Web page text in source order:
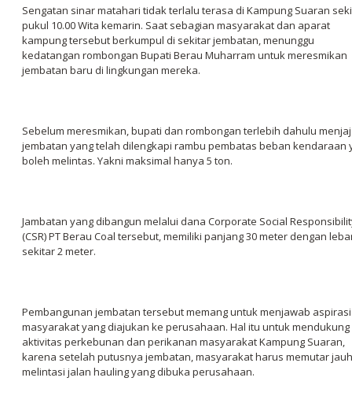
Sengatan sinar matahari tidak terlalu terasa di Kampung Suaran
pukul 10.00 Wita kemarin. Saat sebagian masyarakat dan aparat
kampung tersebut berkumpul di sekitar jembatan, menunggu
kedatangan rombongan Bupati Berau Muharram untuk meresmikan
jembatan baru di lingkungan mereka.
Sebelum meresmikan, bupati dan rombongan terlebih dahulu
jembatan yang telah dilengkapi rambu pembatas beban kendaraan
boleh melintas. Yakni maksimal hanya 5 ton.
Jambatan yang dibangun melalui dana Corporate Social
(CSR) PT Berau Coal tersebut, memiliki panjang 30 meter dengan
sekitar 2 meter.
Pembangunan jembatan tersebut memang untuk menjawab aspirasi
masyarakat yang diajukan ke perusahaan. Hal itu untuk mendukung
aktivitas perkebunan dan perikanan masyarakat Kampung Suaran,
karena setelah putusnya jembatan, masyarakat harus memutar jauh
melintasi jalan hauling yang dibuka perusahaan.